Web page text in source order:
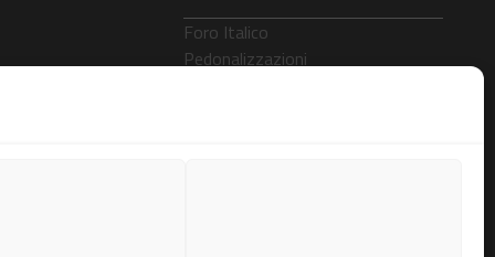
Foro Italico
Pedonalizzazioni